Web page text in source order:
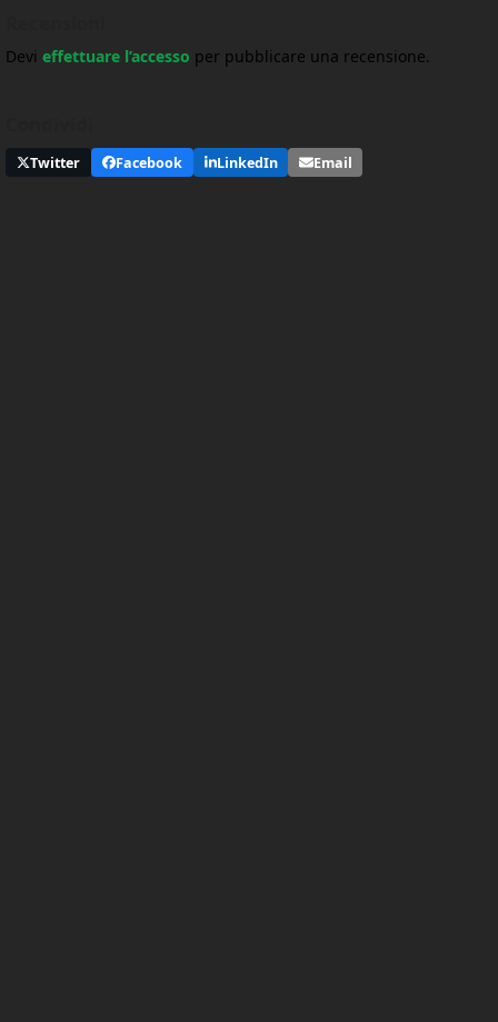
Devi effettuare l’accesso per pubblicare una recensione.
Twitter Facebook LinkedIn Email